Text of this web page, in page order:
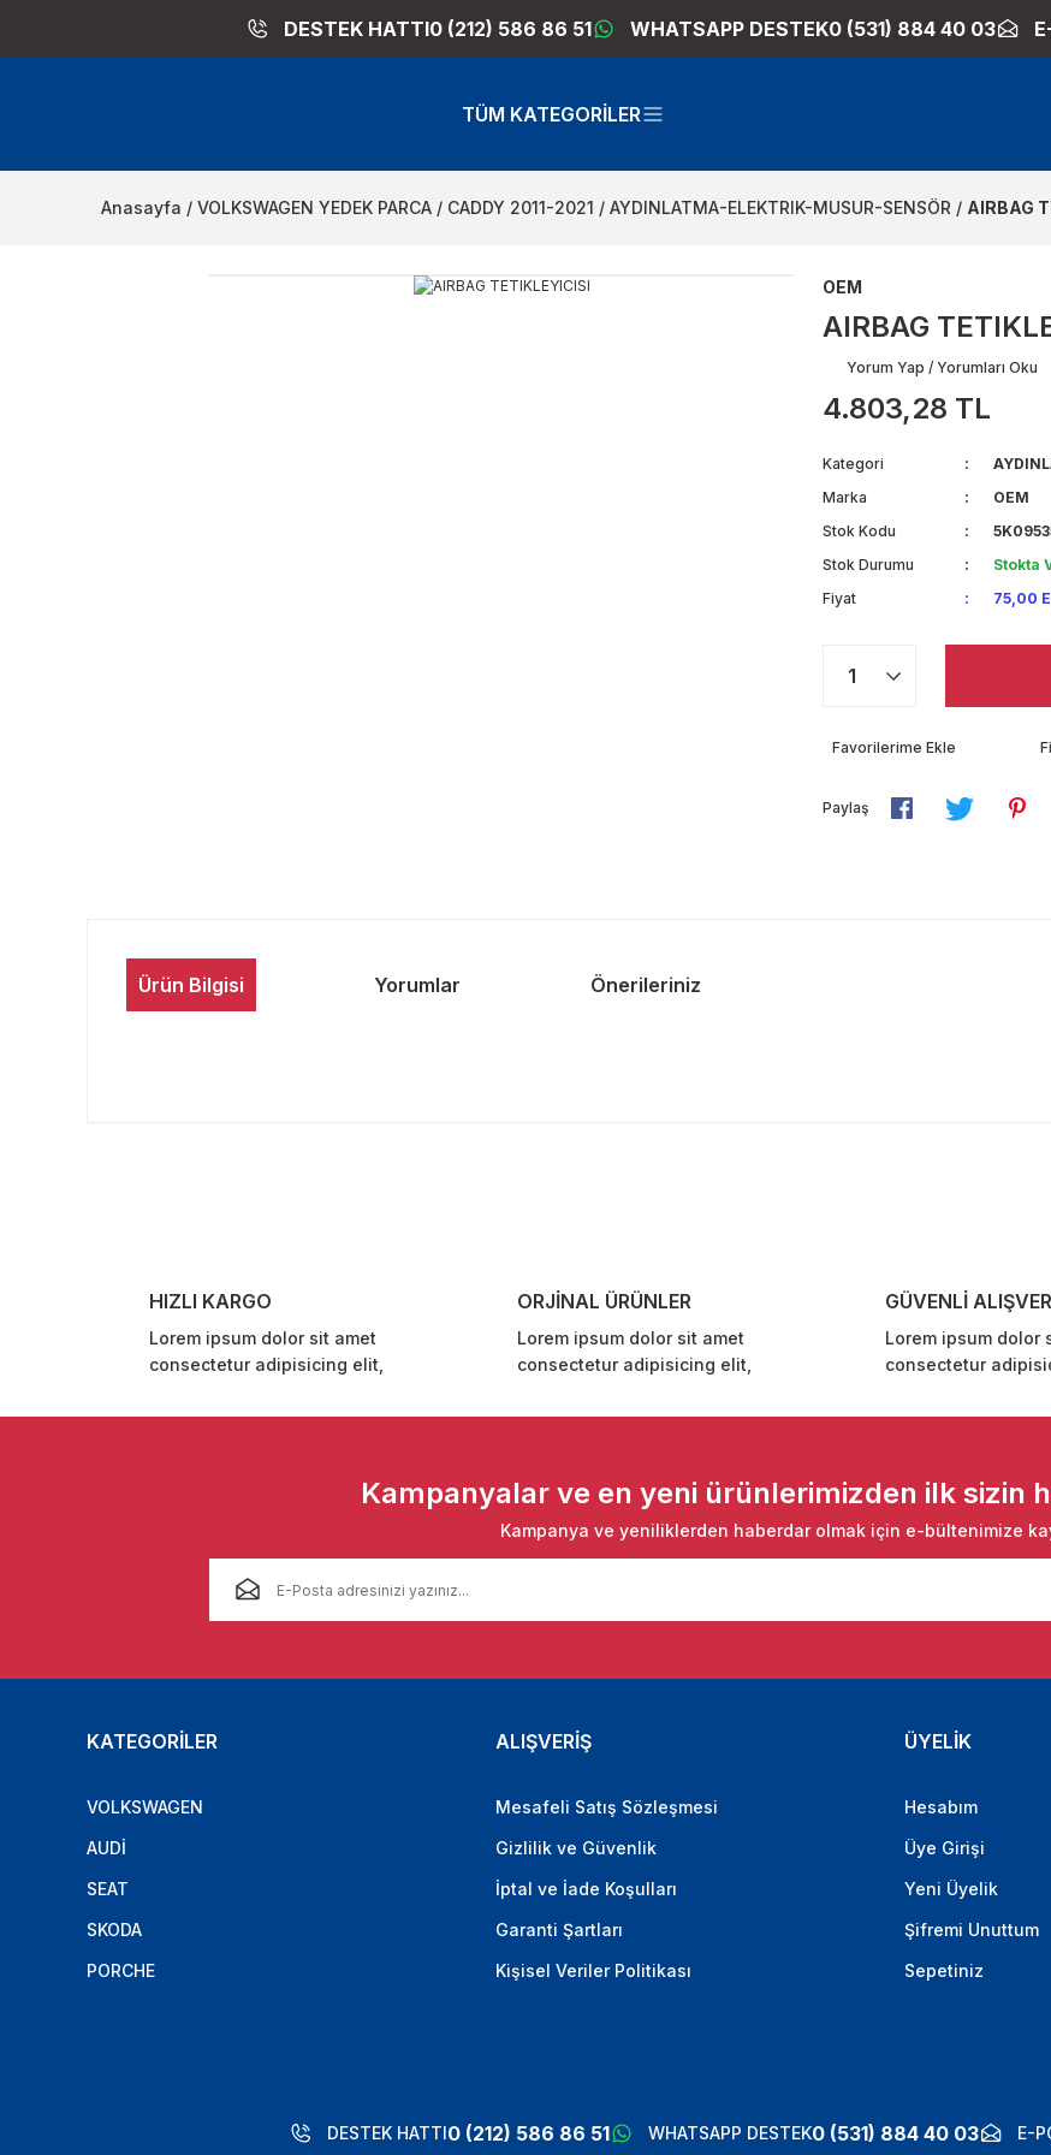
DESTEK HATTI0 (212) 586 86 51 WHATSAPP DESTEK0 (531) 884 40 03
TÜM KATEGORİLER
Anasayfa VOLKSWAGEN YEDEK PARCA CADDY 2011-2021 AYDINLATMA-ELEKTRIK-MUSUR-SENSÖR AIRBAG
OEM
AIRBAG
Yorum Yap / Yorumları Oku
4.803,28 TL
Kategori
Marka
OEM
Stok Kodu
Stok Durumu
Stokta
Fiyat
75,00
Paylaş
Ürün Bilgisi Yorumlar Önerileriniz
Bu ürüne benzer farklı alternatifler olmalı.
HIZLI KARGO
Lorem ipsum dolor sit amet
consectetur adipisicing elit,
ORJİNAL ÜRÜNLER
Lorem ipsum dolor sit amet
consectetur adipisicing elit,
GÜVENLİ
Lorem ipsum dolor
consectetur
Kampanyalar ve en yeni ürünlerimizden ilk sizin
Kampanya ve yeniliklerden haberdar olmak için e-bültenimize
KATEGORİLER
VOLKSWAGEN
AUDİ
SEAT
SKODA
PORCHE
ALIŞVERİŞ
Mesafeli Satış Sözleşmesi
Gizlilik ve Güvenlik
İptal ve İade Koşulları
Garanti Şartları
Kişisel Veriler Politikası
ÜYELİK
Hesabım
Üye Girişi
Yeni Üyelik
Şifremi Unuttum
Sepetiniz
DESTEK HATTI0 (212) 586 86 51 WHATSAPP DESTEK0 (531) 884 40 03 E-